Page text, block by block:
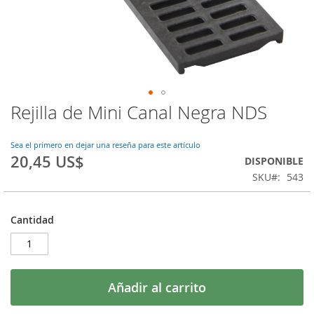
Saltar
al
de
la
de
Rejilla de Mini Canal Negra NDS
Sea el primero en dejar una reseña para este artículo
20,45 US$
DISPONIBLE
SKU
543
Cantidad
Añadir al carrito